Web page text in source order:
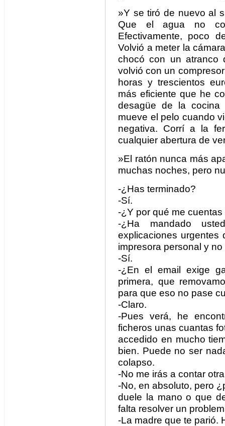
»Y se tiró de nuevo al
Que el agua no
Efectivamente, poco
Volvió a meter la
chocó con un atranco
volvió con un
horas y trescientos
más eficiente que he
desagüe de la
mueve el pelo cuando
negativa. Corrí a la
cualquier abertura de
»El ratón nunca más
muchas noches, pero
-¿Has terminado?
-Sí.
-¿Y por qué me
-¿Ha mandado
explicaciones urgentes
impresora personal y
-Sí.
-¿En el email exige
primera, que
para que eso no pase
-Claro.
-Pues verá, he
ficheros unas cuantas
accedido en mucho
bien. Puede no ser
colapso.
-No me irás a contar
-No, en absoluto, pero
duele la mano o que
falta resolver un
-La madre que te parió.